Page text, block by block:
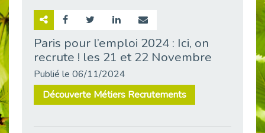
Emploi & Handicap : Hachette Livre et Cap emploi 92 renforcent leur collaboration
Publié le 30/05/2026
Paris pour l’emploi 2024 : Ici, on
recrute ! les 21 et 22 Novembre
Publié le 06/11/2024
Découverte Métiers Recrutements